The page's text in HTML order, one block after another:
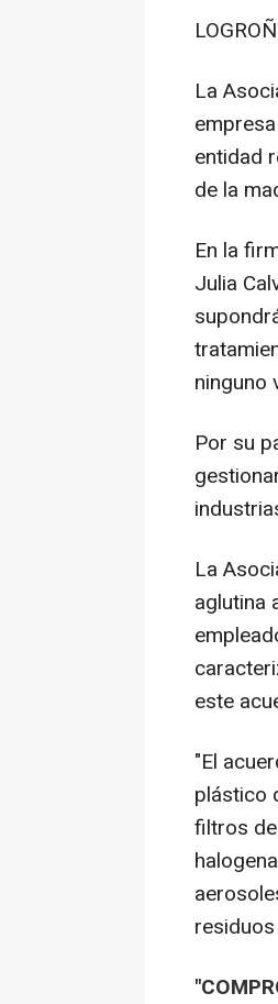
La
entidad
de la
En la
Julia
ninguno
Por su
La
aglutina
este
"El
plástico
filtros